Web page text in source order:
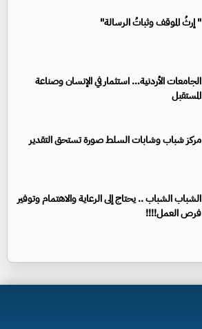
" إرثُ الموقف وثباتُ الرسالة"
الجامعات الأردنية… استثمار في الإنسان وصناعة
المستقبل
مركز شباب وشابات السلط صورة تستحق التقدير
الشباب الشباب .. يحتاج إلى الرعاية والاهتمام وتوفير
فرص العمل!!!!